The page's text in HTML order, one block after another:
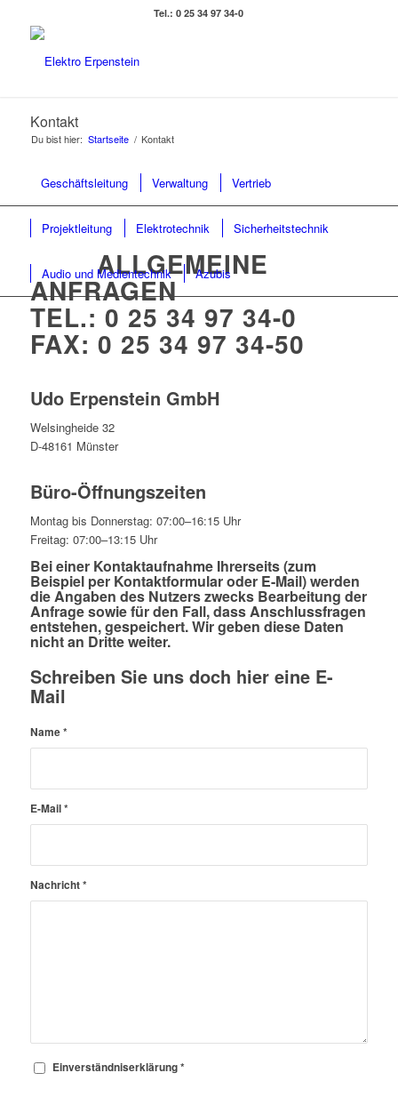
Tel.: 0 25 34 97 34-0
Kontakt
Du bist hier: Startseite / Kontakt
Geschäftsleitung Verwaltung Vertrieb
Projektleitung Elektrotechnik Sicherheitstechnik
Audio und Medientechnik Azubis
ALLGEMEINE
ANFRAGEN
TEL.: 0 25 34 97 34-0
FAX: 0 25 34 97 34-50
Udo Erpenstein GmbH
Welsingheide 32
D-48161 Münster
Büro-Öffnungszeiten
Montag bis Donnerstag: 07:00–16:15 Uhr
Freitag: 07:00–13:15 Uhr
Bei einer Kontaktaufnahme Ihrerseits (zum
Beispiel per Kontaktformular oder E-Mail) werden
die Angaben des Nutzers zwecks Bearbeitung der
Anfrage sowie für den Fall, dass Anschlussfragen
entstehen, gespeichert. Wir geben diese Daten
nicht an Dritte weiter.
Schreiben Sie uns doch hier eine E-
Mail
Name*
E-Mail*
Nachricht*
Einverständniserklärung*